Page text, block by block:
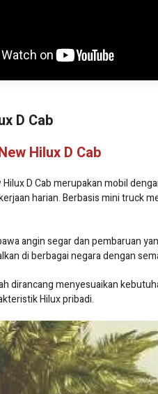
D Cab
Hilux D Cab
D Cab merupakan mobil
harian.Berbasis mini truck
angin segar dan pembaruan
di berbagai negara dengan
dirancang menyesuaikan
Hilux pribadi.